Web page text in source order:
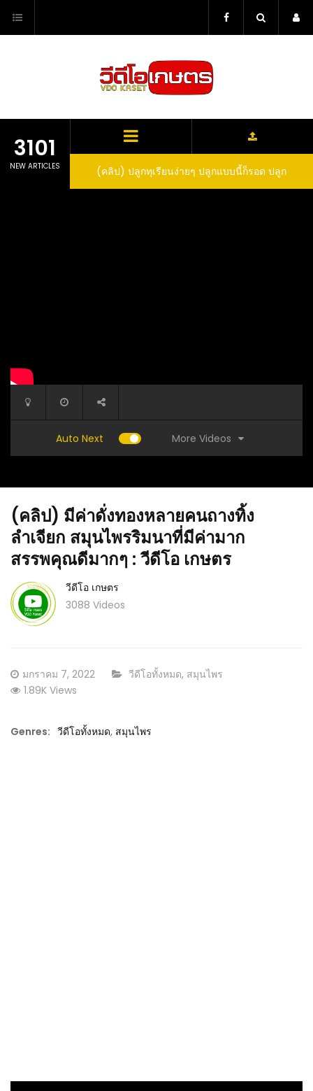
content
3101
NEW ARTICLES
ตรกำจัดเพลี้ย มด
(คลิป) ปลูกทุเรียนง่ายๆ ปลูกแบบนี้ก็รอด ปลูก
ทุเรียนต้นคู่ แบบเสียบยอดและเมล็ด
Auto Next More Videos
ยาว กับ
กษตร
(คลิป) มีค่าดั่งทองหลายคนถางทิ้ง
ลำเจียก สมุนไพรริมนาที่มีค่ามาก
สรรพคุณดีมากๆ : วีดีโอ เกษตร
วีดีโอ เกษตร
3088 Videos
Posted
on
มกราคม 7, 2022 CATEGORY:
วีดีโอทั้งหมด, สมุนไพร
1.89K Views
Genres: วีดีโอทั้งหมด, สมุนไพร